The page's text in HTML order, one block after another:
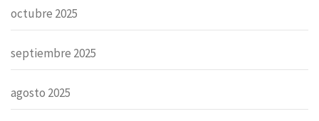
octubre 2025
septiembre 2025
agosto 2025